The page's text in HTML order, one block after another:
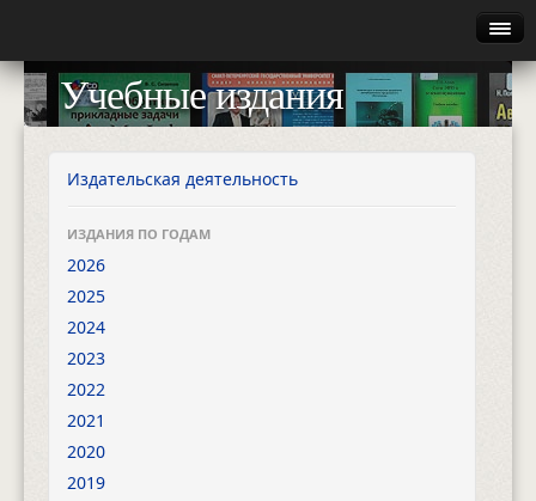
Главная
Руководство
Газета
Учебные издания
Издательская деятельность
ИЗДАНИЯ ПО ГОДАМ
2026
2025
2024
2023
2022
2021
2020
2019